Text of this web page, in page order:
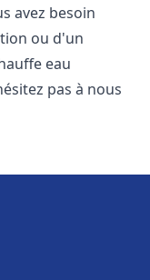
avez besoin
ou d'un
eau
pas à nous